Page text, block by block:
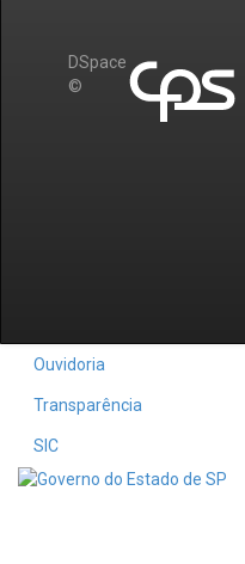
DSpace
©
Ouvidoria
Transparência
SIC